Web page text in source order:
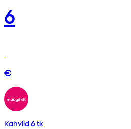
6
€
Kahvlid 6 tk